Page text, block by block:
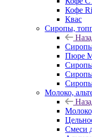
Кофе
Квас
Сиропы,
Пюре
Молоко,
Смеси